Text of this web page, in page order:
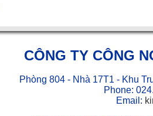
CÔNG TY CÔNG
Phòng 804 - Nhà 17T1 - Khu
Phone:
Email: